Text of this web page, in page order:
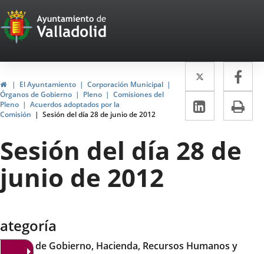
Portal
Web
del
Ayuntamiento
de
Valladolid
HomeEl Ayuntamiento
Corporación Municipal
Órganos de Gobierno
Pleno
Comisiones del
Pleno
Acuerdos adoptados por la
Comisión
Sesión del día 28 de junio de 2012
Twitter
Enlace
a
una
externa.
a
Linkedin
Enlace
a
una
Sesión del día 28 de
junio de 2012
de Gobierno, Hacienda, Recursos Humanos y